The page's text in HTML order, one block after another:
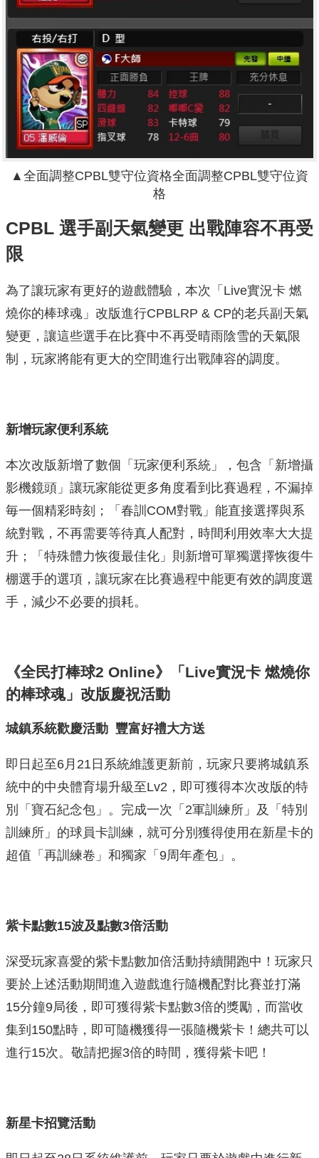
▲ 全面調整CPBL雙守位資格全面調整CPBL雙守位資
格
CPBL 選手副天氣變更 出戰陣容不再受
限
為了讓玩家有更好的遊戲體驗，本次「Live實況卡 燃
燒你的棒球魂」改版進行CPBLRP & CP的老兵副天氣
變更，讓這些選手在比賽中不再受晴雨陰雪的天氣限
制，玩家將能有更大的空間進行出戰陣容的調度。
新增玩家便利系統
本次改版新增了數個「玩家便利系統」，包含「新增攝
影機鏡頭」讓玩家能從更多角度看到比賽過程，不漏掉
毎一個精彩時刻；「春訓COM對戰」能直接選擇與系
統對戰，不再需要等待真人配對，時間利用效率大大提
升；「特殊體力恢復最佳化」則新增可單獨選擇恢復牛
棚選手的選項，讓玩家在比賽過程中能更有效的調度選
手，減少不必要的損耗。
《全民打棒球2 Online》「Live實況卡 燃燒你
的棒球魂」改版慶祝活動
城鎮系統歡慶活動 豐富好禮大方送
即日起至6月21日系統維護更新前，玩家只要將城鎮系
統中的中央體育場升級至Lv2，即可獲得本次改版的特
別「寶石紀念包」。完成一次「2軍訓練所」及「特別
訓練所」的球員卡訓練，就可分別獲得使用在新星卡的
超值「再訓練卷」和獨家「9周年產包」。
紫卡點數15波及點數3倍活動
深受玩家喜愛的紫卡點數加倍活動持續開跑中！玩家只
要於上述活動期間進入遊戲進行隨機配對比賽並打滿
15分鐘9局後，即可獲得紫卡點數3倍的獎勵，而當收
集到150點時，即可隨機獲得一張隨機紫卡！總共可以
進行15次。敬請把握3倍的時間，獲得紫卡吧！
新星卡招覽活動